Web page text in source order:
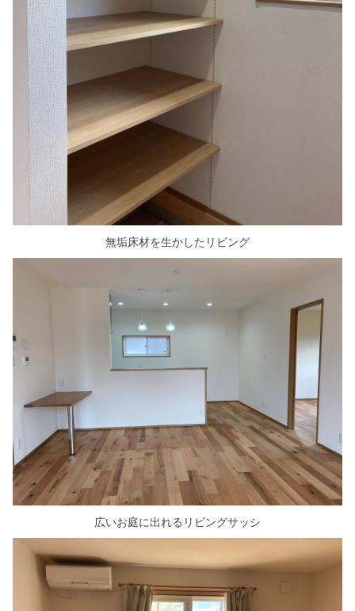
無垢床材を生かしたリビング
広いお庭に出れるリビングサッシ